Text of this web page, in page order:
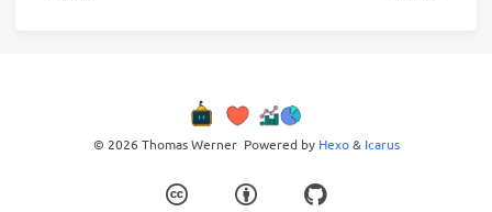
© 2026 Thomas WernerPowered by Hexo& Icarus